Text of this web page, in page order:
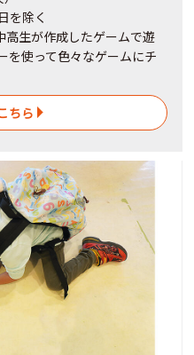
除く
高生が作成したゲームで遊
を使って色々なゲームにチ
ちら